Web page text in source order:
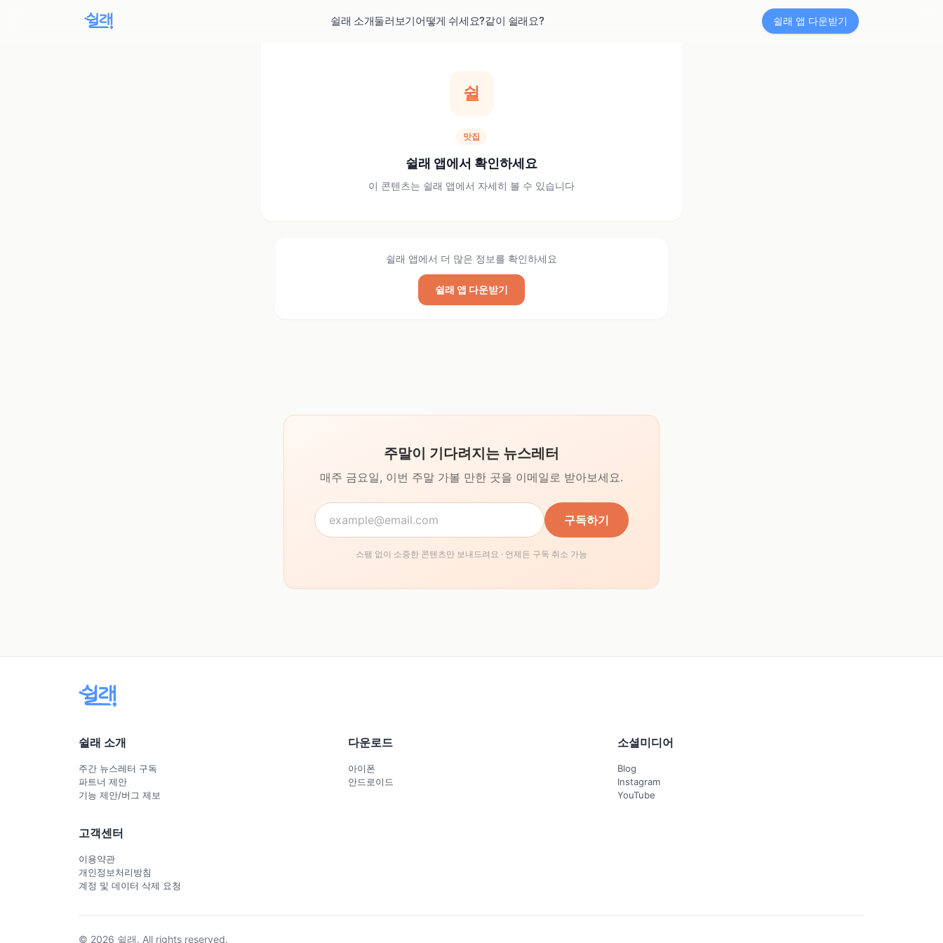
쉴래 소개둘러보기어떻게 쉬세요?같이 쉴래요? 쉴래 앱 다운받기
쉴
맛집
쉴래 앱에서 확인하세요
이 콘텐츠는 쉴래 앱에서 자세히 볼 수 있습니다
쉴래 앱에서 더 많은 정보를 확인하세요
쉴래 앱 다운받기
주말이 기다려지는 뉴스레터
매주 금요일, 이번 주말 가볼 만한 곳을 이메일로 받아보세요.
구독하기
스팸 없이 소중한 콘텐츠만 보내드려요 · 언제든 구독 취소 가능
쉴래 소개
주간 뉴스레터 구독
파트너 제안
기능 제안/버그 제보
다운로드
아이폰
안드로이드
소셜미디어
Blog
Instagram
YouTube
고객센터
이용약관
개인정보처리방침
계정 및 데이터 삭제 요청
© 2026 쉴래. All rights reserved.